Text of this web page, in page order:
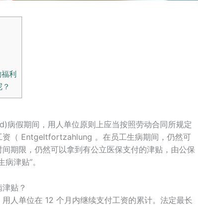
利
病假期间，用人单位原则上应当按照劳动合同所规定
资（ Entgeltfortzahlung 。在员工生病期间，仍然可
期限，仍然可以拿到有公立医保支付的津贴，由公保
津贴”。
贴？
人单位在 12 个月内继续支付工资的累计。法定最长